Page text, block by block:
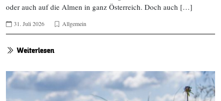
oder auch auf die Almen in ganz Österreich. Doch auch […]
31. Juli 2026 Allgemein
Weiterlesen